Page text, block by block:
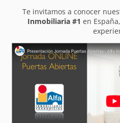
Te invitamos a conocer
Inmobiliaria #1 en